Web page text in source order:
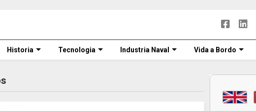
Historia Tecnologia Industria Naval Vida a Bordo